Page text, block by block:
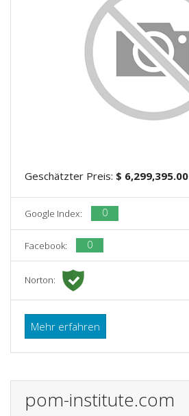
Geschätzter Preis: $ 6,299,395.00
Google Index: 0
Facebook: 0
Norton:
Mehr erfahren
pom-institute.com